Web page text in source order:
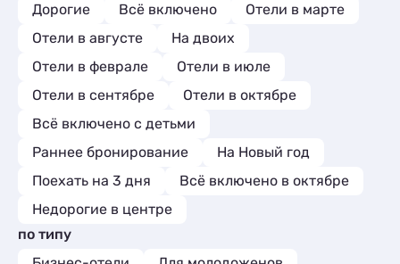
Дорогие
Всё включено
Отели в марте
Отели в августе
На двоих
Отели в феврале
Отели в июле
Отели в сентябре
Отели в октябре
Всё включено с детьми
Раннее бронирование
На Новый год
Поехать на 3 дня
Всё включено в октябре
Недорогие в центре
по типу